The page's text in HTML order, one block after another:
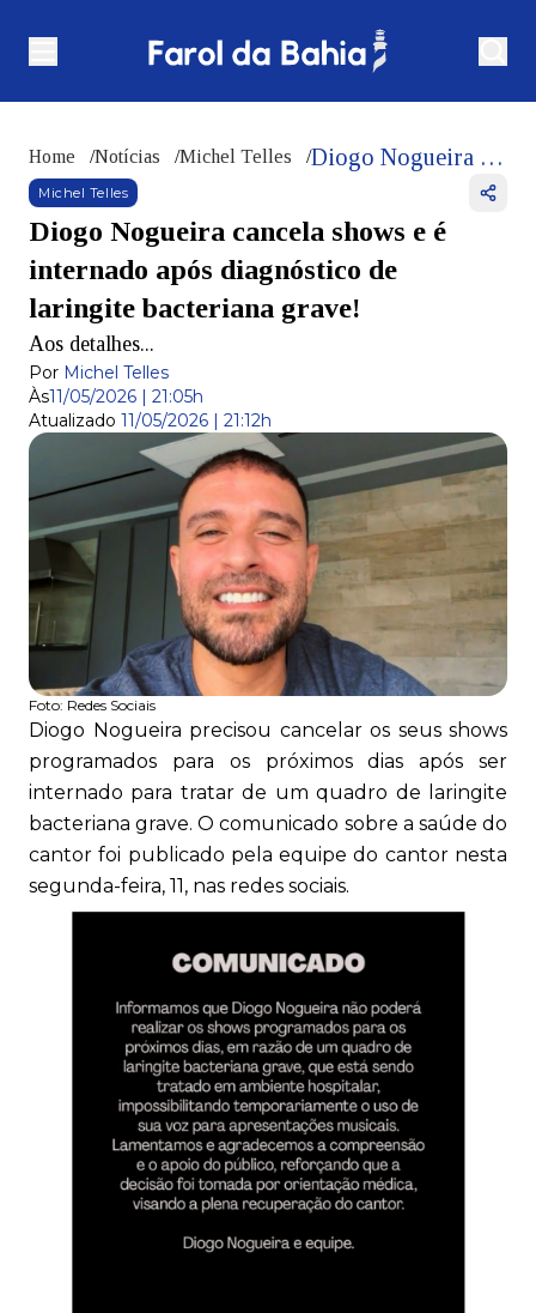
Home /Notícias /Michel Telles / Diogo Nogueira cancela shows e é internado após diagnóstico de laringite bacteriana grave!
Michel Telles
Diogo Nogueira cancela shows e é
internado após diagnóstico de
laringite bacteriana grave!
Aos detalhes...
Por Michel Telles
Às11/05/2026 | 21:05h
Atualizado 11/05/2026 | 21:12h
Foto: Redes Sociais
Diogo Nogueira precisou cancelar os seus shows
programados para os próximos dias após ser
internado para tratar de um quadro de laringite
bacteriana grave. O comunicado sobre a saúde do
cantor foi publicado pela equipe do cantor nesta
segunda-feira, 11, nas redes sociais.